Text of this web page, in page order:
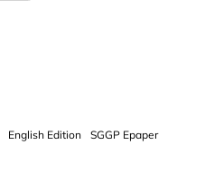
English Edition SGGP Epaper